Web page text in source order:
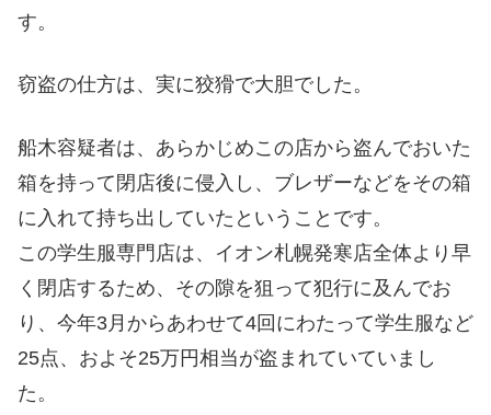
す。
窃盗の仕方は、実に狡猾で大胆でした。
船木容疑者は、あらかじめこの店から盗んでおいた
箱を持って閉店後に侵入し、ブレザーなどをその箱
に入れて持ち出していたということです。
この学生服専門店は、イオン札幌発寒店全体より早
く閉店するため、その隙を狙って犯行に及んでお
り、今年3月からあわせて4回にわたって学生服など
25点、およそ25万円相当が盗まれていていまし
た。